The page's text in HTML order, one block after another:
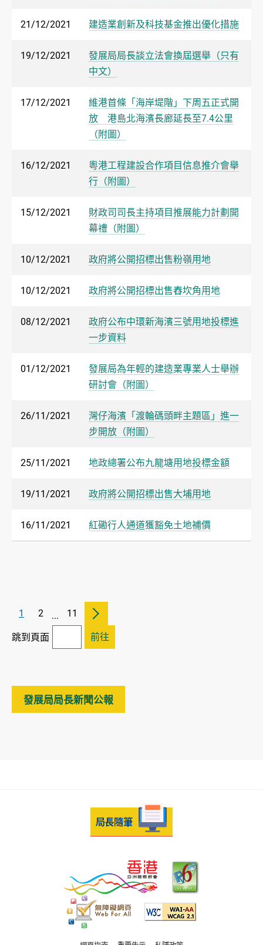
21/12/2021 建造業創新及科技基金推出優化措施
19/12/2021
發展局局長談立法會換屆選舉（只有
中文）
17/12/2021
維港首條「海岸堤階」下周五正式開
放 港島北海濱長廊延長至7.4公里
（附圖）
16/12/2021
粵港工程建設合作項目信息推介會舉
行（附圖）
15/12/2021
財政司司長主持項目推展能力計劃開
幕禮（附圖）
10/12/2021 政府將公開招標出售粉嶺用地
10/12/2021 政府將公開招標出售舂坎角用地
08/12/2021
政府公布中環新海濱三號用地投標進
一步資料
01/12/2021
發展局為年輕的建造業專業人士舉辦
研討會（附圖）
26/11/2021
灣仔海濱「渡輪碼頭畔主題區」進一
步開放（附圖）
25/11/2021 地政總署公布九龍塘用地投標金額
19/11/2021 政府將公開招標出售大埔用地
16/11/2021 紅磡行人通道獲豁免土地補價
1 2 ... 11
跳到頁面 前往
發展局局長新聞公報